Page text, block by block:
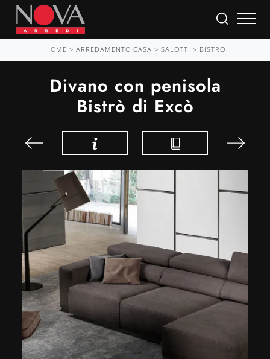
HOME > ARREDAMENTO CASA > SALOTTI > BISTRÒ
Divano con penisola
Bistrò di Excò